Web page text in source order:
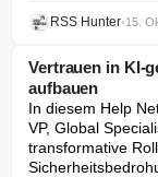
RSS Hunter•15.
Vertrauen in KI-
aufbauen
In diesem Help
VP, Global
transformative